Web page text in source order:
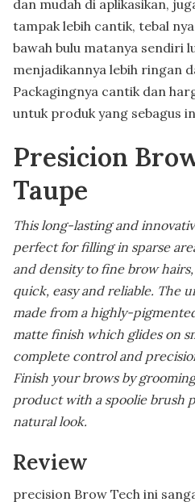
dan mudah di aplikasikan,
tampak lebih cantik, tebal
bawah bulu matanya sendiri
menjadikannya lebih ringan
Packagingnya cantik dan
untuk produk yang sebagus
Presicion
Taupe
This long-lasting and
perfect for filling in sparse
and density to fine brow
quick, easy and reliable. The
made from a highly-
matte finish which glides on
complete control and
Finish your brows by
product with a spoolie brush
natural look.
Review
precision Brow Tech ini